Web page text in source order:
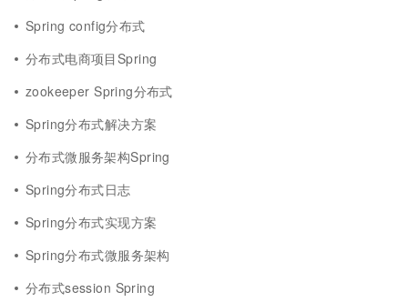
Spring config分布式
分布式电商项目Spring
zookeeper Spring分布式
Spring分布式解决方案
分布式微服务架构Spring
Spring分布式日志
Spring分布式实现方案
Spring分布式微服务架构
分布式session Spring